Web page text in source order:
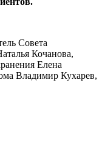
Совета
Кочанова,
Елена
Владимир Кухарев,